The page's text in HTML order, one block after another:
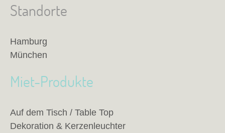
Standorte
Hamburg
München
Miet-Produkte
Auf dem Tisch / Table Top
Dekoration & Kerzenleuchter